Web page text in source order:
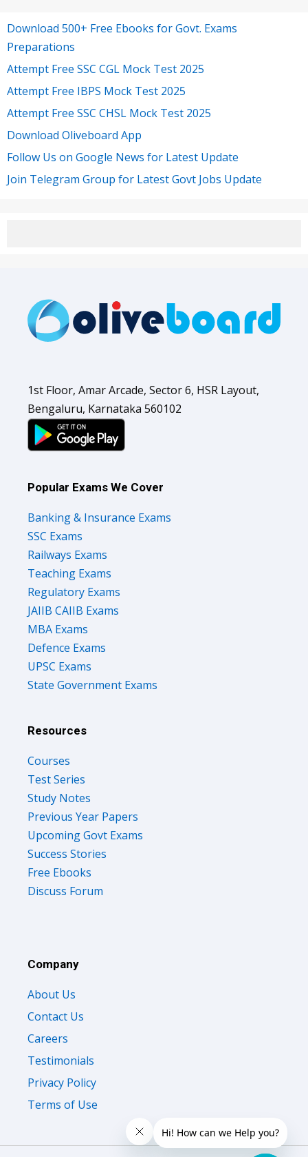
Download 500+ Free Ebooks for Govt. Exams
Preparations
Attempt Free SSC CGL Mock Test 2025
Attempt Free IBPS Mock Test 2025
Attempt Free SSC CHSL Mock Test 2025
Download Oliveboard App
Follow Us on Google News for Latest Update
Join Telegram Group for Latest Govt Jobs Update
1st Floor, Amar Arcade, Sector 6, HSR Layout,
Bengaluru, Karnataka 560102
Popular Exams We Cover
Banking & Insurance Exams
SSC Exams
Railways Exams
Teaching Exams
Regulatory Exams
JAIIB CAIIB Exams
MBA Exams
Defence Exams
UPSC Exams
State Government Exams
Resources
Courses
Test Series
Study Notes
Previous Year Papers
Upcoming Govt Exams
Success Stories
Free Ebooks
Discuss Forum
Company
About Us
Contact Us
Careers
Testimonials
Privacy Policy
Terms of Use